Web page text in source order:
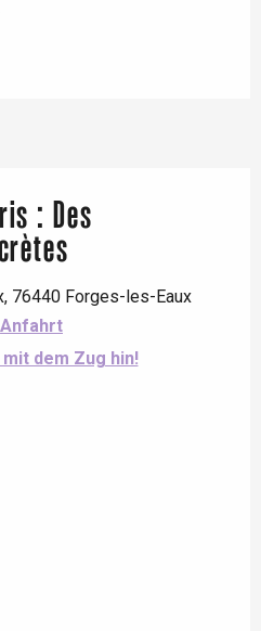
: Des
76440 Forges-les-Eaux
Anfahrt
dem Zug hin!